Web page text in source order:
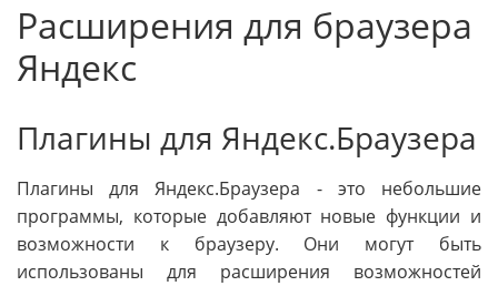
Расширения для браузера
Яндекс
Плагины для Яндекс.Браузера
Плагины для Яндекс.Браузера - это небольшие
программы, которые добавляют новые функции и
возможности к браузеру. Они могут быть
использованы для расширения возможностей